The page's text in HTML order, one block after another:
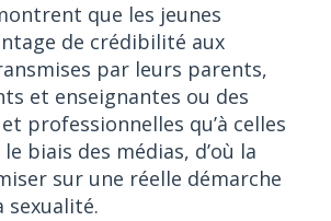
que les jeunes
de crédibilité aux
par leurs parents,
et enseignantes ou des
professionnelles qu’à celles
biais des médias, d’où la
sur une réelle démarche
sexualité.